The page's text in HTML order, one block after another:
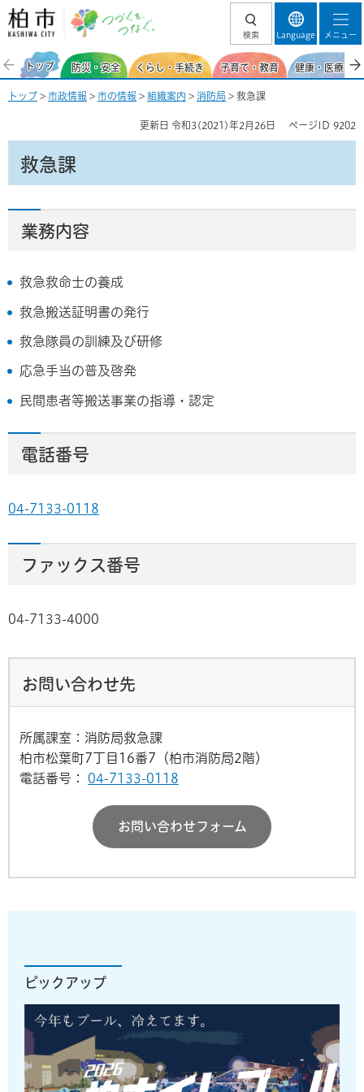
柏市 つづくを、
検索 Language メニュー
トップ 防災・安全 くらし・手続き 子育て・教育 健康・医療・
トップ > 市政情報 > 市の情報 > 組織案内 > 消防局 > 救急課
更新日 令和3(2021)年2月26日 ページID 9202
救急課
業務内容
救急救命士の養成
救急搬送証明書の発行
救急隊員の訓練及び研修
応急手当の普及啓発
民間患者等搬送事業の指導・認定
電話番号
04-7133-0118
ファックス番号
04-7133-4000
お問い合わせ先
所属課室：消防局救急課
柏市松葉町7丁目16番7（柏市消防局2階）
電話番号：
04-7133-0118
お問い合わせフォーム
ピックアップ